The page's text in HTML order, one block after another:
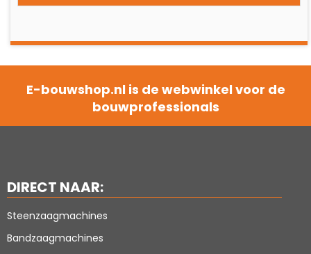
E-bouwshop.nl is de webwinkel voor de
bouwprofessionals
DIRECT NAAR:
Steenzaagmachines
Bandzaagmachines